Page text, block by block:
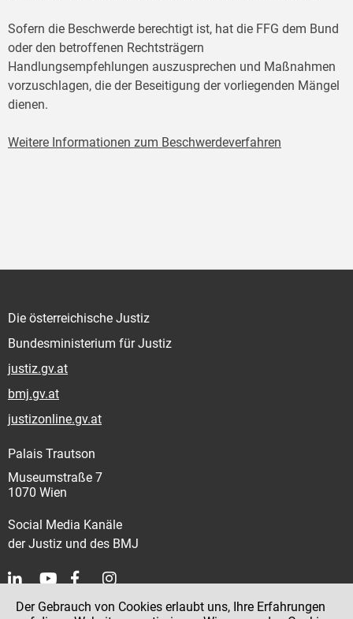
Sofern die Beschwerde berechtigt ist, hat die FFG dem Bund
oder den betroffenen Rechtsträgern
Handlungsempfehlungen auszusprechen und Maßnahmen
vorzuschlagen, die der Beseitigung der vorliegenden Mängel
dienen.
Weitere Informationen zum Beschwerdeverfahren
Die österreichische Justiz
Bundesministerium für Justiz
justiz.gv.at
bmj.gv.at
justizonline.gv.at
Palais Trautson
Museumstraße 7
1070 Wien
Social Media Kanäle
der Justiz und des BMJ
Kontakt
Der Gebrauch von Cookies erlaubt uns, Ihre Erfahrungen